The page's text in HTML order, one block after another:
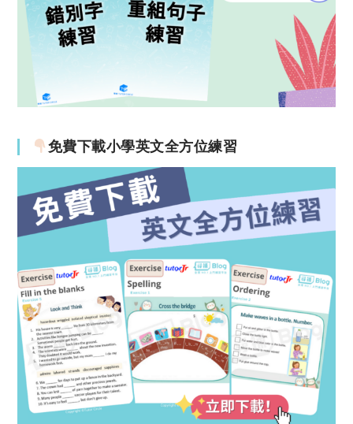
免費下載小學英文全方位練習